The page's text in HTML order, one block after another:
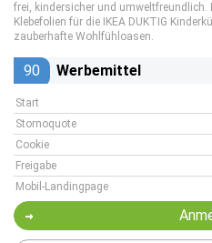
frei, kindersicher und umweltfreundlich.
Klebefolien für die IKEA DUKTIG
zauberhafte Wohlfühloasen.
90 Werbemittel
Start
Stornoquote
Cookie
Freigabe
Mobil-Landingpage